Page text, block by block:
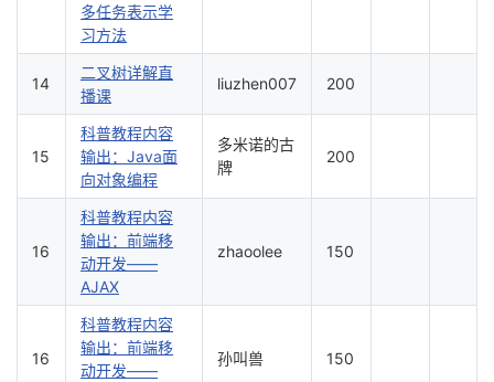
多任务表示学
习方法
14
二叉树详解直
播课
liuzhen007 200
15
科普教程内容
输出：Java面
向对象编程
多米诺的古
牌
200
16
科普教程内容
输出：前端移
动开发——
AJAX
zhaoolee 150
16
科普教程内容
输出：前端移
动开发——
孙叫兽 150